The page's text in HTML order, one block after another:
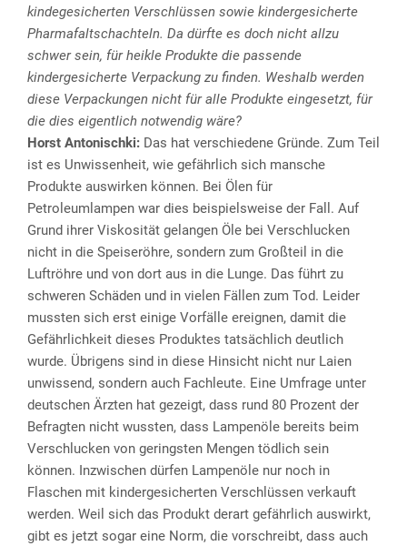
kindegesicherten Verschlüssen sowie kindergesicherte
Pharmafaltschachteln. Da dürfte es doch nicht allzu
schwer sein, für heikle Produkte die passende
kindergesicherte Verpackung zu finden. Weshalb werden
diese Verpackungen nicht für alle Produkte eingesetzt, für
die dies eigentlich notwendig wäre?
Horst Antonischki: Das hat verschiedene Gründe. Zum Teil
ist es Unwissenheit, wie gefährlich sich mansche
Produkte auswirken können. Bei Ölen für
Petroleumlampen war dies beispielsweise der Fall. Auf
Grund ihrer Viskosität gelangen Öle bei Verschlucken
nicht in die Speiseröhre, sondern zum Großteil in die
Luftröhre und von dort aus in die Lunge. Das führt zu
schweren Schäden und in vielen Fällen zum Tod. Leider
mussten sich erst einige Vorfälle ereignen, damit die
Gefährlichkeit dieses Produktes tatsächlich deutlich
wurde. Übrigens sind in diese Hinsicht nicht nur Laien
unwissend, sondern auch Fachleute. Eine Umfrage unter
deutschen Ärzten hat gezeigt, dass rund 80 Prozent der
Befragten nicht wussten, dass Lampenöle bereits beim
Verschlucken von geringsten Mengen tödlich sein
können. Inzwischen dürfen Lampenöle nur noch in
Flaschen mit kindergesicherten Verschlüssen verkauft
werden. Weil sich das Produkt derart gefährlich auswirkt,
gibt es jetzt sogar eine Norm, die vorschreibt, dass auch